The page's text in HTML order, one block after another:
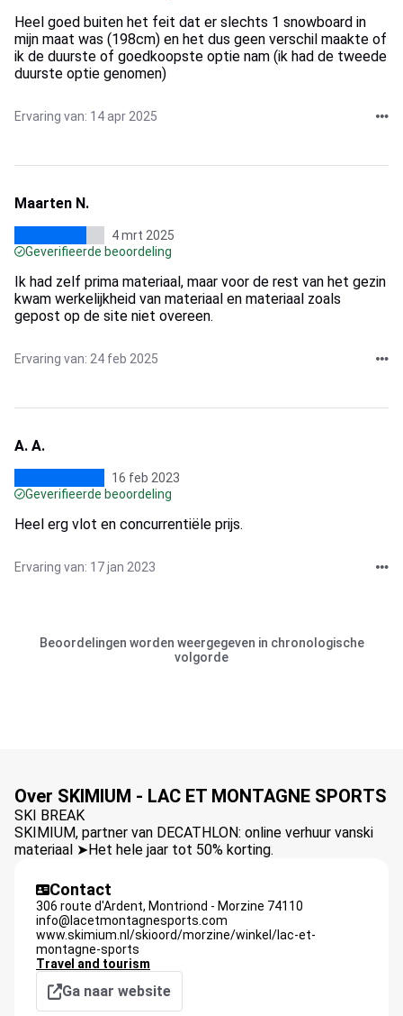
Heel goed buiten het feit dat er slechts 1 snowboard in
mijn maat was (198cm) en het dus geen verschil maakte of
ik de duurste of goedkoopste optie nam (ik had de tweede
duurste optie genomen)
Ervaring van: 14 apr 2025
Maarten N.
4 mrt 2025
Geverifieerde beoordeling
Ik had zelf prima materiaal, maar voor de rest van het gezin
kwam werkelijkheid van materiaal en materiaal zoals
gepost op de site niet overeen.
Ervaring van: 24 feb 2025
A. A.
16 feb 2023
Geverifieerde beoordeling
Heel erg vlot en concurrentiële prijs.
Ervaring van: 17 jan 2023
Beoordelingen worden weergegeven in chronologische
volgorde
Over SKIMIUM - LAC ET MONTAGNE SPORTS
SKI BREAK
SKIMIUM, partner van DECATHLON: online verhuur vanski
materiaal ➤Het hele jaar tot 50% korting.
Contact
306 route d'Ardent, Montriond - Morzine 74110
info@lacetmontagnesports.com
www.skimium.nl/skioord/morzine/winkel/lac-et-
montagne-sports
Travel and tourism
Ga naar website